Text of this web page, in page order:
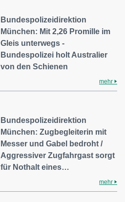
Bundespolizeidirektion
München: Mit 2,26 Promille im
Gleis unterwegs -
Bundespolizei holt Australier
von den Schienen
mehr
Bundespolizeidirektion
München: Zugbegleiterin mit
Messer und Gabel bedroht /
Aggressiver Zugfahrgast sorgt
für Nothalt eines…
mehr